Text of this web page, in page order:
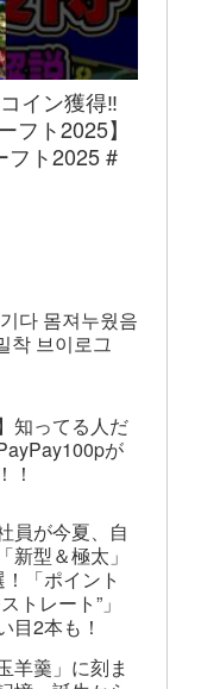
イン獲得‼︎
フト2025】
フト2025 #
다 몸져누웠음
착 브이로그
知ってる人だ
が
！
員が今夏、自
新型＆極太」
「ポイント
トレート”」
目2本も！
羊羹」に刻ま